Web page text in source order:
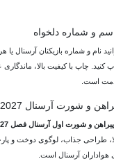
و شماره دلخواه
نام و شماره بازیکنان آرسنال یا
کنید. چاپ با کیفیت بالا،
است.
و شورت آرسنال 2027
و شورت اول آرسنال فصل 2027
طراحی جذاب، لوگوی دوخت و
هواداران آرسنال است.